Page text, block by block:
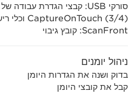
CaptureOnTouch (3/4) וכלי רישום JOB
ScanFront: קובץ גיבוי
ניהול יומנים
בדוק ושנה את הגדרות היומן
קבל את קובצי היומן